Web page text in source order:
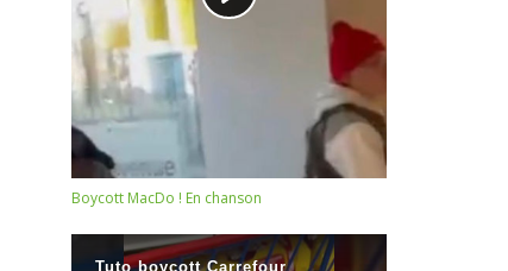
Boycott MacDo ! En chanson